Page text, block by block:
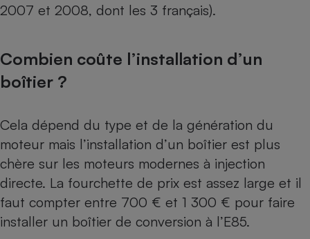
2007 et 2008, dont les 3 français).
Combien coûte l’installation d’un
boîtier ?
Cela dépend du type et de la génération du
moteur mais l’installation d’un boîtier est plus
chère sur les moteurs modernes à injection
directe. La fourchette de prix est assez large et il
faut compter entre 700 € et 1 300 € pour faire
installer un boîtier de conversion à l’E85.